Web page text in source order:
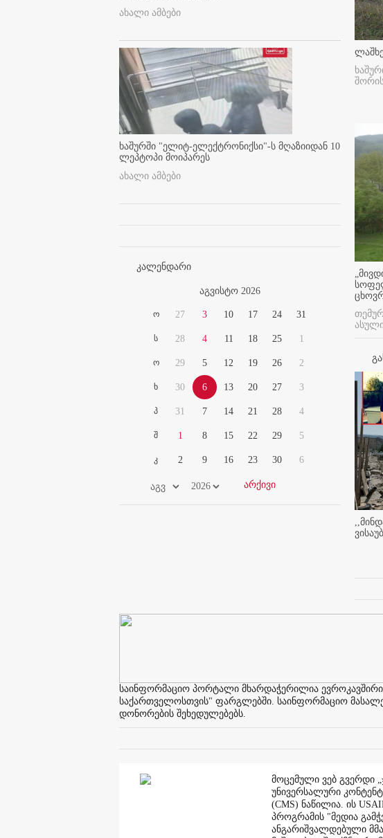
ახალი ამბები
ხაშურში "ელიტ-ელექტრონიქსი"-ს მღაზიიდან 10
ლეპტოპი მოიპარეს
ახალი ამბები
კალენდარი
აგვისტო 2026
ო
ს
ო
ხ
პ
შ
კ
27
28
29
30
31
1
2
3
4
5
6
7
8
9
10
11
12
13
14
15
16
17
18
19
20
21
22
23
24
25
26
27
28
29
30
31
1
2
3
4
5
6
საინფორმაციო პორტალი მხარდაჭერილია
საქართველოსთვის" ფარგლებში. საინფორმაციო
დონორების შეხედულებებს.
მოცემული ვებ გვერდი
უნივერსალური
(CMS) ნაწილია. ის
პროგრამის "მედია
ანგარიშვალდებული